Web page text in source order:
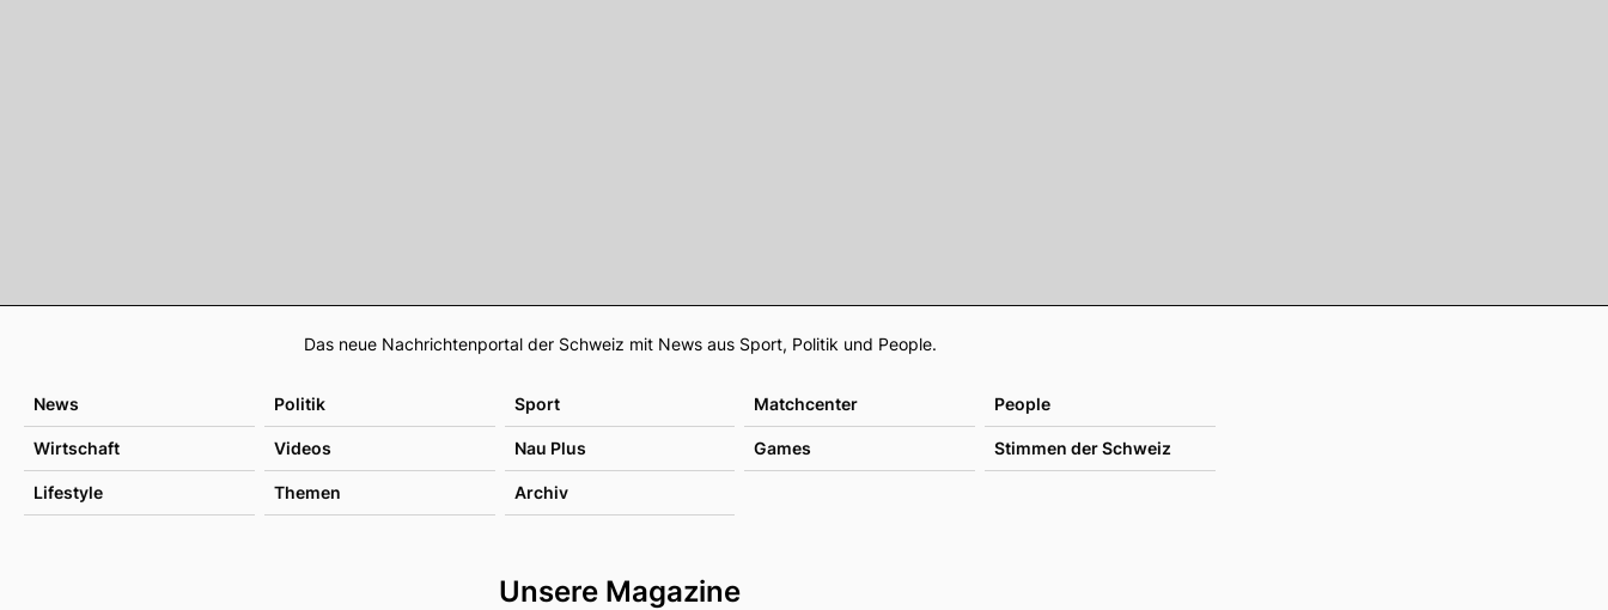
Footer
Das neue Nachrichtenportal der Schweiz mit News aus Sport, Politik und People.
News Politik Sport Matchcenter People
Wirtschaft Videos Nau Plus Games Stimmen der Schweiz
Lifestyle Themen Archiv
Unsere Magazine